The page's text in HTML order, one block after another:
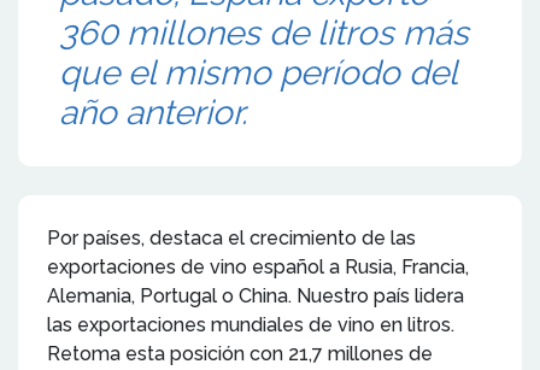
360 millones de litros más
que el mismo período del
año anterior.
Por países, destaca el crecimiento de las
exportaciones de vino español a Rusia, Francia,
Alemania, Portugal o China. Nuestro país lidera
las exportaciones mundiales de vino en litros.
Retoma esta posición con 21,7 millones de